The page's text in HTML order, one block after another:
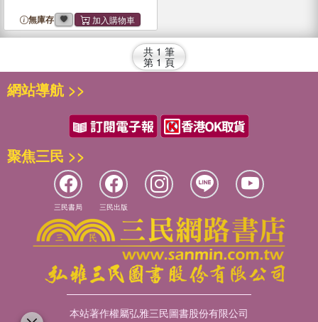
無庫存
共 1 筆
第 1 頁
網站導航 >>
聚焦三民 >>
三民書局 三民出版
本站著作權屬弘雅三民圖書股份有限公司